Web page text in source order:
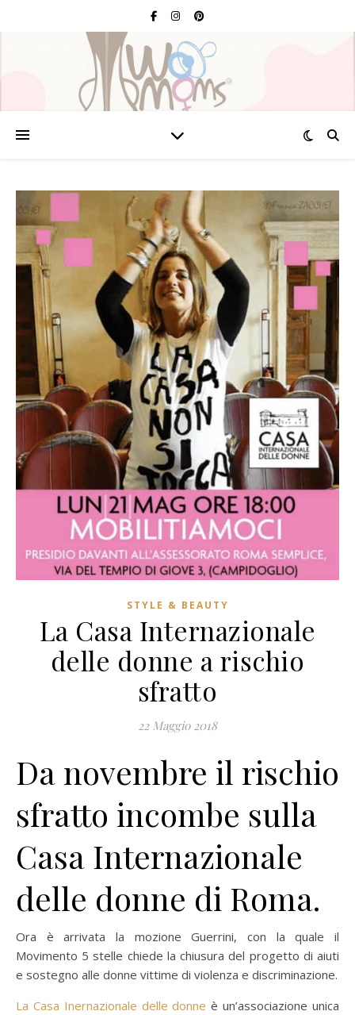
STYLE & BEAUTY
La Casa Internazionale
delle donne a rischio
sfratto
22 Maggio 2018
Da novembre il rischio
sfratto incombe sulla
Casa Internazionale
delle donne di Roma.
Ora è arrivata la mozione Guerrini, con la quale il
Movimento 5 stelle chiede la chiusura del progetto di aiuti
e sostegno alle donne vittime di violenza e discriminazione.
La Casa Inernazionale delle donne è un’associazione unica